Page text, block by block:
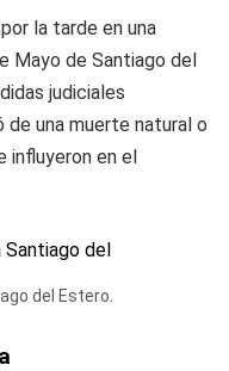
la tarde en una
Mayo de Santiago del
judiciales
una muerte natural o
influyeron en el
del Estero.